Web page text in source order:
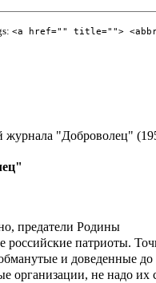
<a href="" title=""> <abbr
"Доброволец"
предатели Родины
российские патриоты.
и доведенные
организации, не надо их